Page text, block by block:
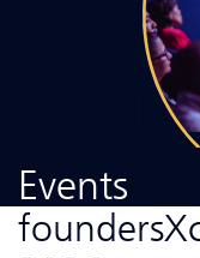
Events